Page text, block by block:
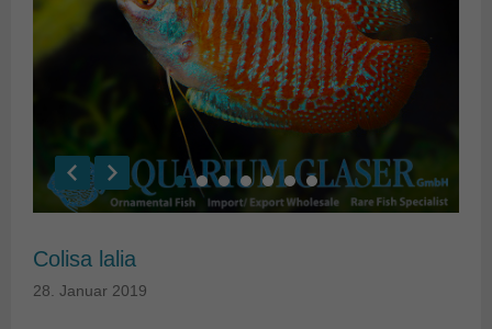
Colisa lalia
28. Januar 2019